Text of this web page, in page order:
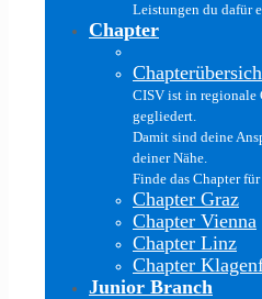
Leistungen du dafür
Chapter
CISV ist in regionale
gegliedert.
Damit sind deine
deiner Nähe.
Finde das Chapter
Chapter Graz
Chapter Vienna
Chapter Linz
Chapter
Junior Branch